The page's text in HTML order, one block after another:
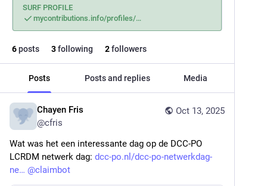
SURF PROFILE
mycontributions.info/profiles/
6posts 3following 2followers
Posts Posts and replies Media
Oct 13, 2025
Chayen Fris
@cfris
Wat was het een interessante dag op de DCC-PO
LCRDM netwerk dag: dcc-po.nl/dcc-po-netwerkdag-
ne
@claimbot